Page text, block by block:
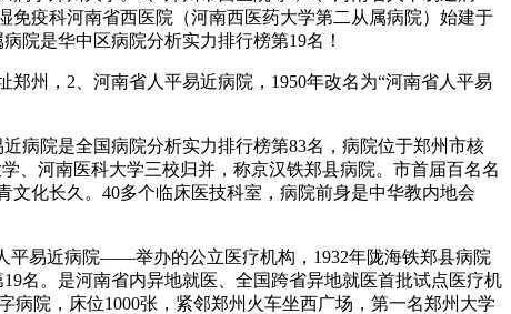
免疫科河南省西医院（河南西医药大学第二从属病院）始建于
院是华中区病院分析实力排行榜第19名！
州，2、河南省人平易近病院，1950年改名为“河南省人平易
病院是全国病院分析实力排行榜第83名，病院位于郑州市核
、河南医科大学三校归并，称京汉铁郑县病院。市首届百名名
化长久。40多个临床医技科室，病院前身是中华教内地会
易近病院——举办的公立医疗机构，1932年陇海铁郑县病院
名。是河南省内异地就医、全国跨省异地就医首批试点医疗机
病院，床位1000张，紧邻郑州火车坐西广场，第一名郑州大学